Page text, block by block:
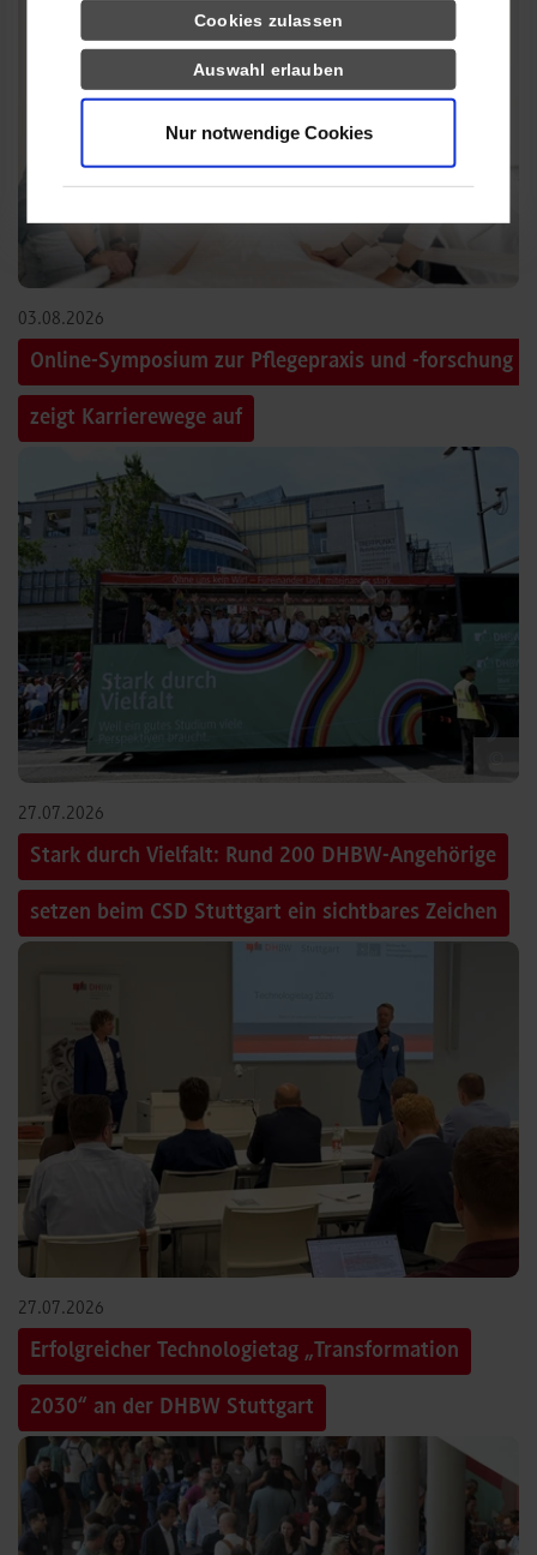
Cookies zulassen
Auswahl erlauben
Nur notwendige Cookies
03.08.2026
Online-Symposium zur Pflegepraxis und -forschung
zeigt Karrierewege auf
27.07.2026
Stark durch Vielfalt: Rund 200 DHBW-Angehörige
setzen beim CSD Stuttgart ein sichtbares Zeichen
27.07.2026
Erfolgreicher Technologietag „Transformation
2030“ an der DHBW Stuttgart